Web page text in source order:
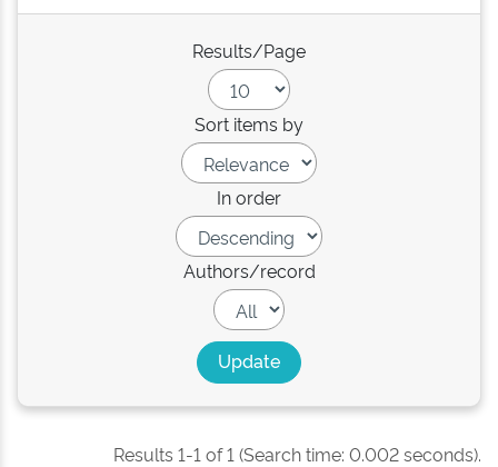
Results/Page
Sort items by
In order
Authors/record
Results 1-1 of 1 (Search time: 0.002 seconds).